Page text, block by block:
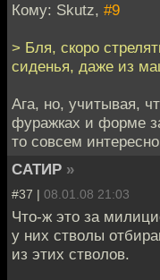
Кому: Skutz, #9
> Бля, скоро
сиденья, даже из
Ага, но, учитывая,
фуражках и форме
то совсем
САТИР »
#37 | 08.01.08 21:03
Что-ж это за
у них стволы
из этих стволов.